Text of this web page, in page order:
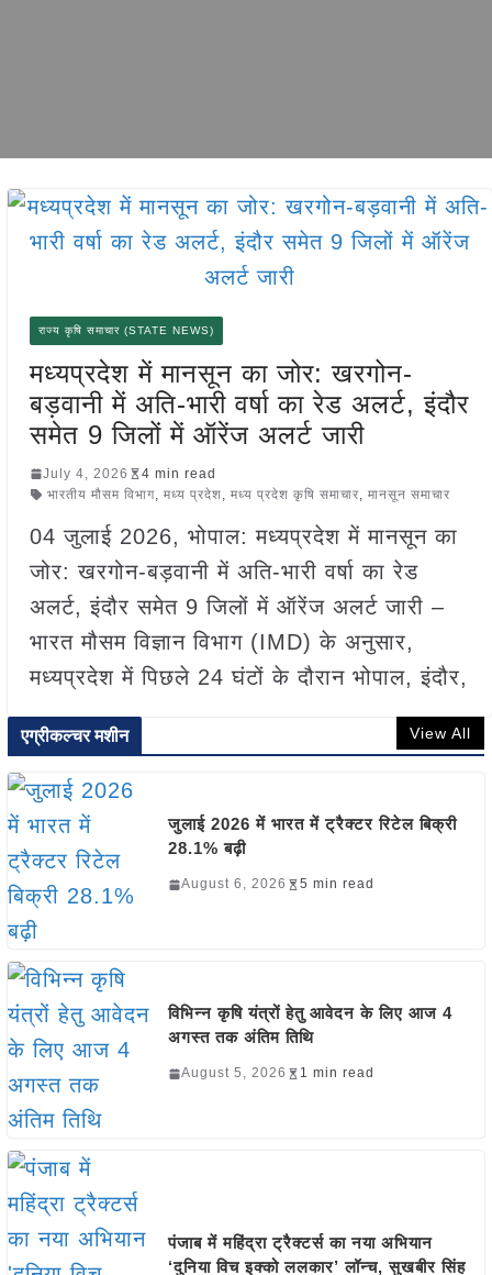
राज्य कृषि समाचार (STATE NEWS)
मध्यप्रदेश में मानसून का जोर: खरगोन-
बड़वानी में अति-भारी वर्षा का रेड अलर्ट, इंदौर
समेत 9 जिलों में ऑरेंज अलर्ट जारी
July 4, 2026
4 min read
भारतीय मौसम विभाग, मध्य प्रदेश, मध्य प्रदेश कृषि समाचार, मानसून समाचार
04 जुलाई 2026, भोपाल: मध्यप्रदेश में मानसून का
जोर: खरगोन-बड़वानी में अति-भारी वर्षा का रेड
अलर्ट, इंदौर समेत 9 जिलों में ऑरेंज अलर्ट जारी –
भारत मौसम विज्ञान विभाग (IMD) के अनुसार,
मध्यप्रदेश में पिछले 24 घंटों के दौरान भोपाल, इंदौर,
एग्रीकल्चर मशीन View All
जुलाई 2026 में भारत में ट्रैक्टर रिटेल बिक्री
28.1% बढ़ी
August 6, 2026 5 min read
विभिन्न कृषि यंत्रों हेतु आवेदन के लिए आज 4
अगस्त तक अंतिम तिथि
August 5, 2026 1 min read
पंजाब में महिंद्रा ट्रैक्टर्स का नया अभियान
‘दुनिया विच इक्को ललकार’ लॉन्च, सुखबीर सिंह